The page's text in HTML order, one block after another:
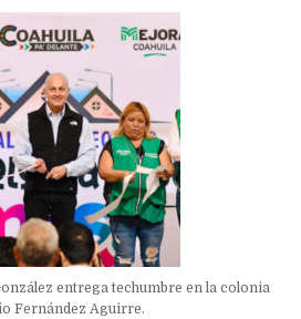
entrega techumbre en la colonia
Fernández Aguirre.